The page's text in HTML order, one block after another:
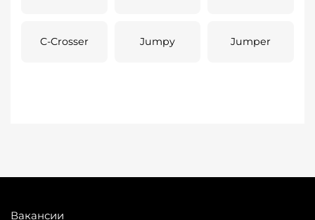
C-Crosser Jumpy Jumper
Вакансии